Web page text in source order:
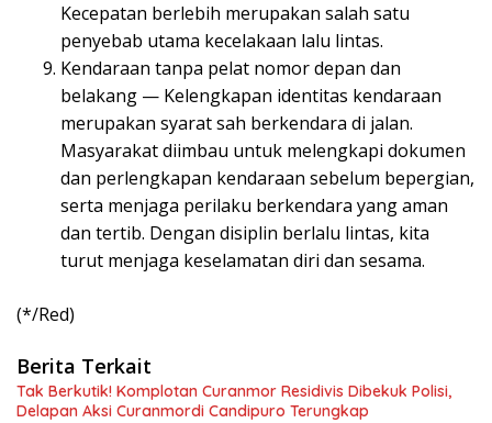
Kecepatan berlebih merupakan salah satu
penyebab utama kecelakaan lalu lintas.
Kendaraan tanpa pelat nomor depan dan
belakang — Kelengkapan identitas kendaraan
merupakan syarat sah berkendara di jalan.
Masyarakat diimbau untuk melengkapi dokumen
dan perlengkapan kendaraan sebelum bepergian,
serta menjaga perilaku berkendara yang aman
dan tertib. Dengan disiplin berlalu lintas, kita
turut menjaga keselamatan diri dan sesama.
(*/Red)
Berita Terkait
Tak Berkutik! Komplotan Curanmor Residivis Dibekuk Polisi,
Delapan Aksi Curanmordi Candipuro Terungkap